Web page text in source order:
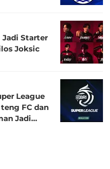
Jadi Starter
Joksic
League
FC dan
Jadi